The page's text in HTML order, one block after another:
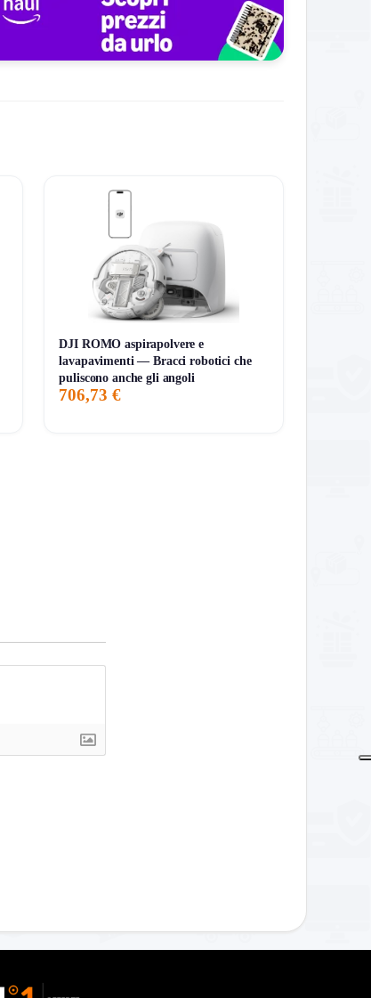
DJI ROMO aspirapolvere e
lavapavimenti — Bracci robotici che
puliscono anche gli angoli
706,73 €